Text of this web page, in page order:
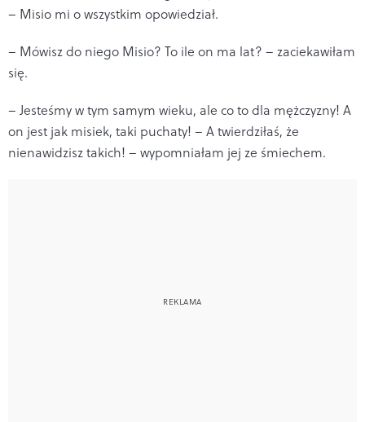
– Misio mi o wszystkim opowiedział.
– Mówisz do niego Misio? To ile on ma lat? – zaciekawiłam
się.
– Jesteśmy w tym samym wieku, ale co to dla mężczyzny! A
on jest jak misiek, taki puchaty! – A twierdziłaś, że
nienawidzisz takich! – wypomniałam jej ze śmiechem.